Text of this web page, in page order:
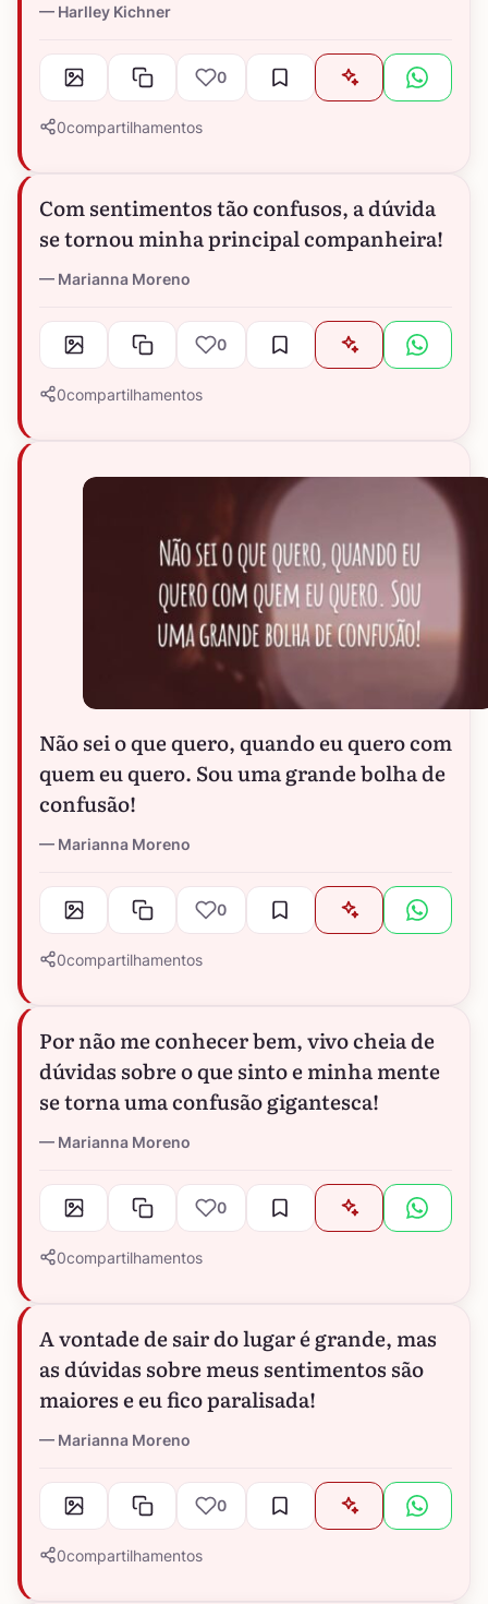
Harlley Kichner
0
0compartilhamentos
Com sentimentos tão confusos, a dúvida
se tornou minha principal companheira!
Marianna Moreno
0
0compartilhamentos
Não sei o que quero, quando eu quero com
quem eu quero. Sou uma grande bolha de
confusão!
Marianna Moreno
0
0compartilhamentos
Por não me conhecer bem, vivo cheia de
dúvidas sobre o que sinto e minha mente
se torna uma confusão gigantesca!
Marianna Moreno
0
0compartilhamentos
A vontade de sair do lugar é grande, mas
as dúvidas sobre meus sentimentos são
maiores e eu fico paralisada!
Marianna Moreno
0
0compartilhamentos